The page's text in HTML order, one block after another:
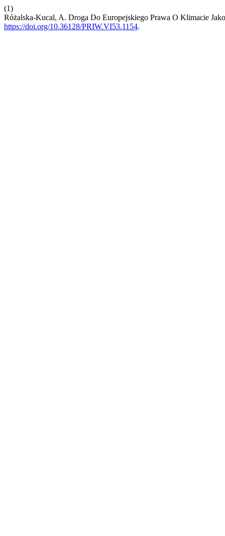
(1)
Różalska-Kucal, A. Droga Do Europejskiego Prawa O Klimacie
https://doi.org/10.36128/PRIW.VI53.1154.